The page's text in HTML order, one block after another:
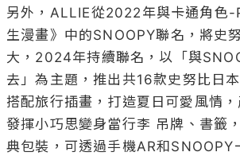
另外，ALLIE從2022年與卡通角色-
生漫畫》中的SNOOPY聯名，將史
大，2024年持續聯名，以「與
去」為主題，推出共16款史努比日
搭配旅行插畫，打造夏日可愛風情
發揮小巧思變身當行李 吊牌、書籤
典包裝，可透過手機AR和SNOOPY